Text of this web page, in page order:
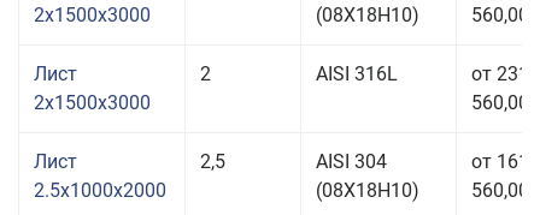
2x1500x3000
(08Х18Н10)
560,00
Лист
2x1500x3000
2 AISI 316L
от 231
560,00
Лист
2.5x1000x2000
2,5
AISI 304
(08Х18Н10)
от 161
560,00